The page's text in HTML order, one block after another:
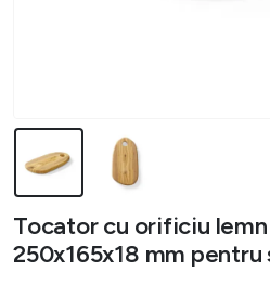
Tocator cu orificiu
250x165x18 mm pentru